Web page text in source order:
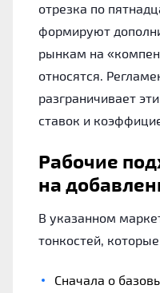
отрезка по
формируют
рынкам на
относятся.
разграничивает
ставок и
Рабочие
на
В указанном
тонкостей,
Сначала о